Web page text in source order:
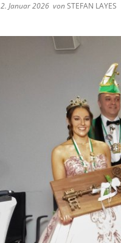
2. Januar 2026 vonSTEFAN LAYES